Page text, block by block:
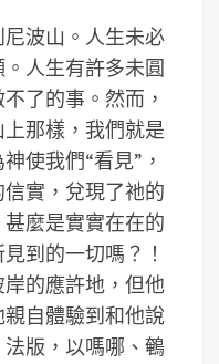
波山。人生未必
人生有許多未圓
了的事。然而，
那樣，我們就是
使我們“看見”，
實，兌現了祂的
麼是實實在在的
到的一切嗎？！
的應許地，但他
自體驗到和他說
版，以嗎哪、鵪